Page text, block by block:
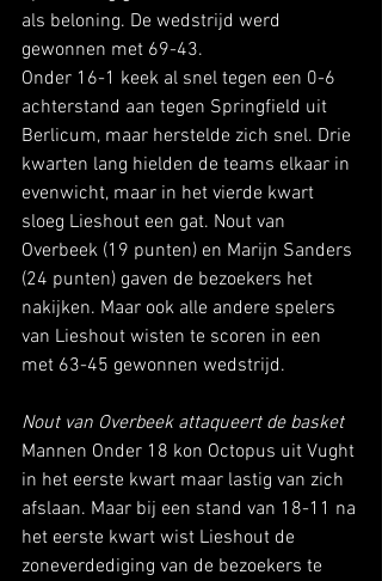
als beloning. De wedstrijd werd
gewonnen met 69-43.
Onder 16-1 keek al snel tegen een 0-6
achterstand aan tegen Springfield uit
Berlicum, maar herstelde zich snel. Drie
kwarten lang hielden de teams elkaar in
evenwicht, maar in het vierde kwart
sloeg Lieshout een gat. Nout van
Overbeek (19 punten) en Marijn Sanders
(24 punten) gaven de bezoekers het
nakijken. Maar ook alle andere spelers
van Lieshout wisten te scoren in een
met 63-45 gewonnen wedstrijd.
Nout van Overbeek attaqueert de basket
Mannen Onder 18 kon Octopus uit Vught
in het eerste kwart maar lastig van zich
afslaan. Maar bij een stand van 18-11 na
het eerste kwart wist Lieshout de
zoneverdediging van de bezoekers te